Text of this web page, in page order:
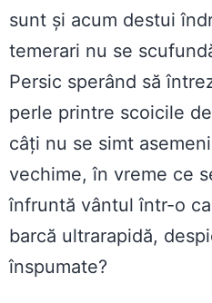
sunt și acum destui
temerari nu se
Persic sperând să
perle printre scoicile
câți nu se simt
vechime, în vreme ce
înfruntă vântul într-o
barcă ultrarapidă,
înspumate?